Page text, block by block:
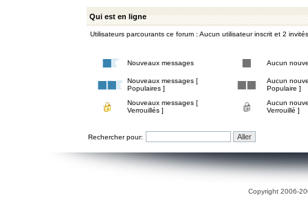
Qui est en ligne
Utilisateurs parcourants ce forum : Aucun utilisateur inscrit et 2 invités
Nouveaux messages Aucun
Nouveaux messages [
Populaires ]
Aucun
Populaire ]
Nouveaux messages [
Verrouillés ]
Aucun
Verrouillé ]
Rechercher pour:
Copyright 2006-